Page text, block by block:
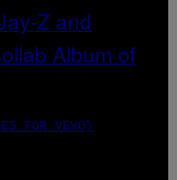
FOR VEVO)